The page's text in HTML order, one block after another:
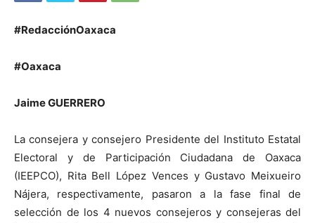
#RedacciónOaxaca
#Oaxaca
Jaime GUERRERO
La consejera y consejero Presidente del Instituto Estatal
Electoral y de Participación Ciudadana de Oaxaca
(IEEPCO), Rita Bell López Vences y Gustavo Meixueiro
Nájera, respectivamente, pasaron a la fase final de
selección de los 4 nuevos consejeros y consejeras del